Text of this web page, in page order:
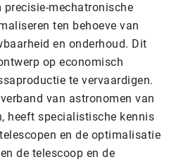
precisie-mechatronische
ten behoeve van
en onderhoud. Dit
op economisch
te vervaardigen.
van astronomen van
heeft specialistische kennis
en de optimalisatie
de telescoop en de